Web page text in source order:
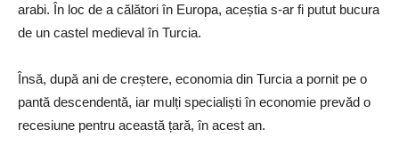
arabi. În loc de a călători în Europa, aceștia s-ar fi putut bucura
de un castel medieval în Turcia.
Însă, după ani de creștere, economia din Turcia a pornit pe o
pantă descendentă, iar mulți specialiști în economie prevăd o
recesiune pentru această țară, în acest an.